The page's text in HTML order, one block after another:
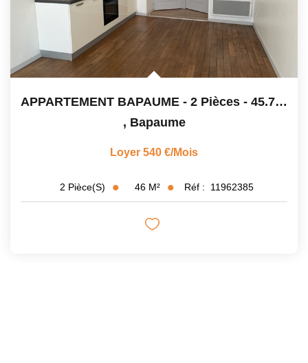
APPARTEMENT BAPAUME - 2 Pièces - 45.76 M2
, Bapaume
Loyer 540 €/mois
2 Pièce(s) 46 M² Réf : 11962385